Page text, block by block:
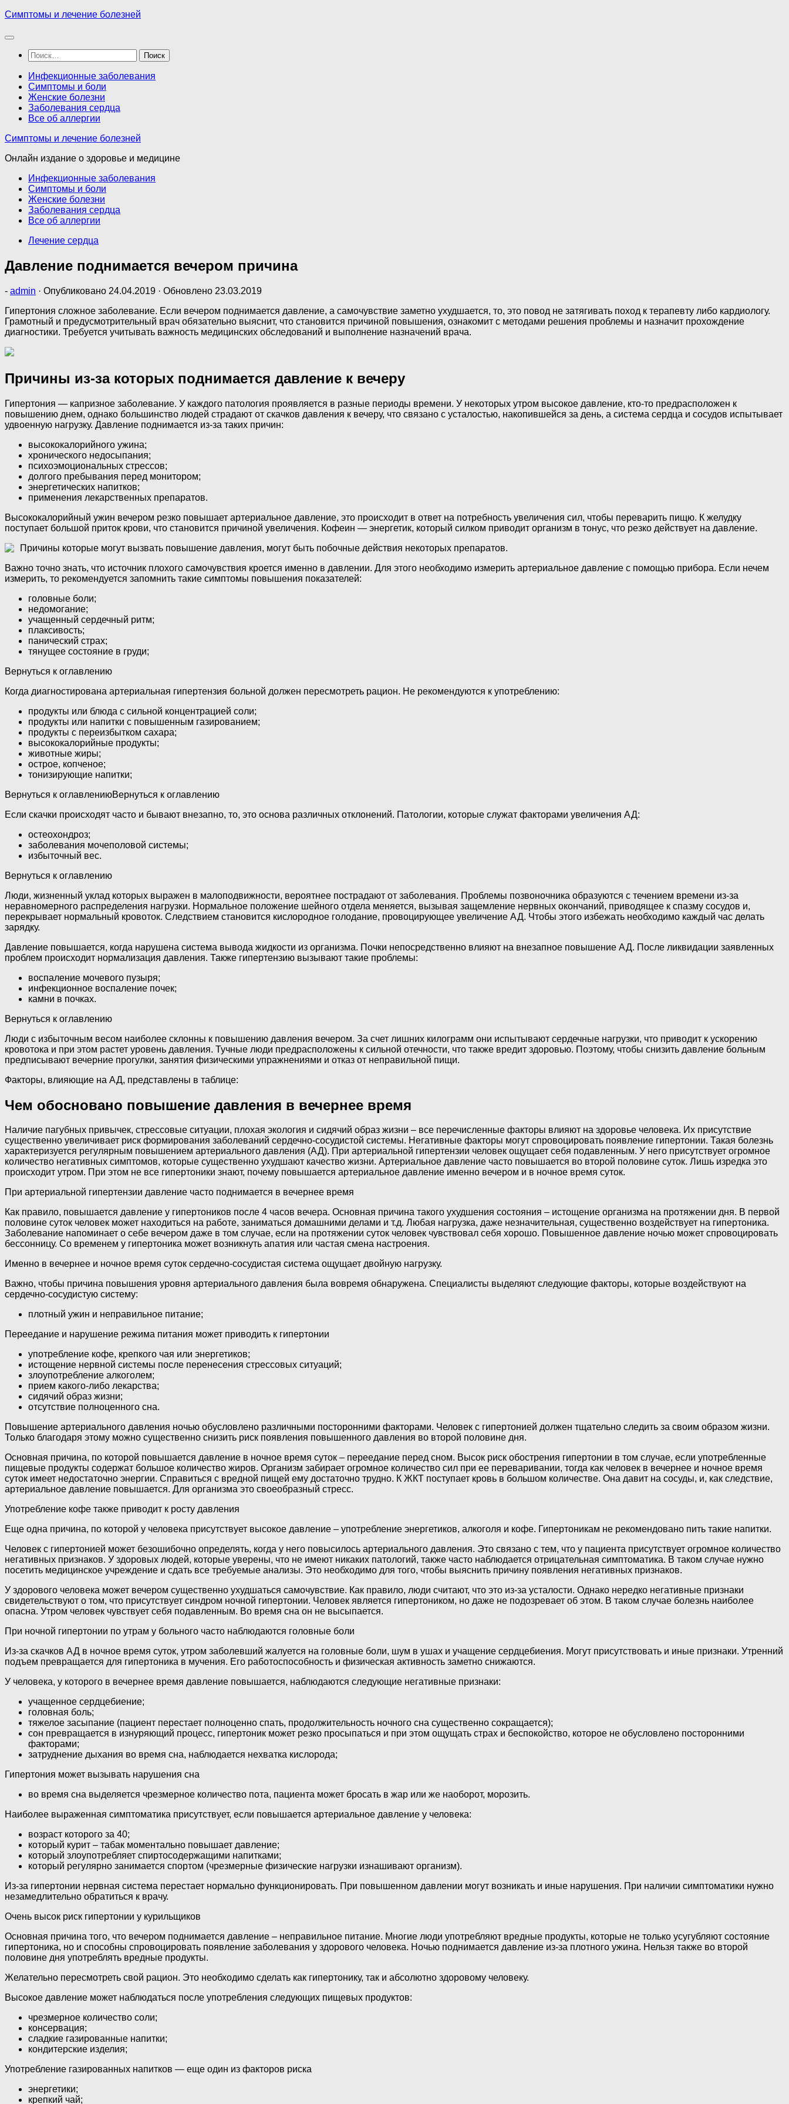
Перейти
содержимому
Симптомы и лечение болезней
Найти:
Инфекционные заболевания
Симптомы и боли
Женские болезни
Заболевания сердца
Все об аллергии
Симптомы и лечение болезней
Онлайн издание о здоровье и медицине
Инфекционные заболевания
Симптомы и боли
Женские болезни
Заболевания сердца
Все об аллергии
Лечение сердца
Давление поднимается вечером причина
- admin · Опубликовано 24.04.2019 · Обновлено 23.03.2019
Гипертония сложное заболевание. Если вечером поднимается давление, а самочувствие заметно ухудшается, то, это повод не затягивать поход к терапевту либо кардиологу.
Грамотный и предусмотрительный врач обязательно выяснит, что становится причиной повышения, ознакомит с методами решения проблемы и назначит прохождение
диагностики. Требуется учитывать важность медицинских обследований и выполнение назначений врача.
Причины из-за которых поднимается давление к вечеру
Гипертония — капризное заболевание. У каждого патология проявляется в разные периоды времени. У некоторых утром высокое давление, кто-то предрасположен к
повышению днем, однако большинство людей страдают от скачков давления к вечеру, что связано с усталостью, накопившейся за день, а система сердца и сосудов испытывает
удвоенную нагрузку. Давление поднимается из-за таких причин:
высококалорийного ужина;
хронического недосыпания;
психоэмоциональных стрессов;
долгого пребывания перед монитором;
энергетических напитков;
применения лекарственных препаратов.
Высококалорийный ужин вечером резко повышает артериальное давление, это происходит в ответ на потребность увеличения сил, чтобы переварить пищю. К желудку
поступает большой приток крови, что становится причиной увеличения. Кофеин — энергетик, который силком приводит организм в тонус, что резко действует на давление.
Причины которые могут вызвать повышение давления, могут быть побочные действия некоторых препаратов.
Важно точно знать, что источник плохого самочувствия кроется именно в давлении. Для этого необходимо измерить артериальное давление с помощью прибора. Если нечем
измерить, то рекомендуется запомнить такие симптомы повышения показателей:
головные боли;
недомогание;
учащенный сердечный ритм;
плаксивость;
панический страх;
тянущее состояние в груди;
Вернуться к оглавлению
Когда диагностирована артериальная гипертензия больной должен пересмотреть рацион. Не рекомендуются к употреблению:
продукты или блюда с сильной концентрацией соли;
продукты или напитки с повышенным газированием;
продукты с переизбытком сахара;
высококалорийные продукты;
животные жиры;
острое, копченое;
тонизирующие напитки;
Вернуться к оглавлениюВернуться к оглавлению
Если скачки происходят часто и бывают внезапно, то, это основа различных отклонений. Патологии, которые служат факторами увеличения АД:
остеохондроз;
заболевания мочеполовой системы;
избыточный вес.
Вернуться к оглавлению
Люди, жизненный уклад которых выражен в малоподвижности, вероятнее пострадают от заболевания. Проблемы позвоночника образуются с течением времени из-за
неравномерного распределения нагрузки. Нормальное положение шейного отдела меняется, вызывая защемление нервных окончаний, приводящее к спазму сосудов и,
перекрывает нормальный кровоток. Следствием становится кислородное голодание, провоцирующее увеличение АД. Чтобы этого избежать необходимо каждый час делать
зарядку.
Давление повышается, когда нарушена система вывода жидкости из организма. Почки непосредственно влияют на внезапное повышение АД. После ликвидации заявленных
проблем происходит нормализация давления. Также гипертензию вызывают такие проблемы:
воспаление мочевого пузыря;
инфекционное воспаление почек;
камни в почках.
Вернуться к оглавлению
Люди с избыточным весом наиболее склонны к повышению давления вечером. За счет лишних килограмм они испытывают сердечные нагрузки, что приводит к ускорению
кровотока и при этом растет уровень давления. Тучные люди предрасположены к сильной отечности, что также вредит здоровью. Поэтому, чтобы снизить давление больным
предписывают вечерние прогулки, занятия физическими упражнениями и отказ от неправильной пищи.
Факторы, влияющие на АД, представлены в таблице:
Чем обосновано повышение давления в вечернее время
Наличие пагубных привычек, стрессовые ситуации, плохая экология и сидячий образ жизни – все перечисленные факторы влияют на здоровье человека. Их присутствие
существенно увеличивает риск формирования заболеваний сердечно-сосудистой системы. Негативные факторы могут спровоцировать появление гипертонии. Такая болезнь
характеризуется регулярным повышением артериального давления (АД). При артериальной гипертензии человек ощущает себя подавленным. У него присутствует огромное
количество негативных симптомов, которые существенно ухудшают качество жизни. Артериальное давление часто повышается во второй половине суток. Лишь изредка это
происходит утром. При этом не все гипертоники знают, почему повышается артериальное давление именно вечером и в ночное время суток.
При артериальной гипертензии давление часто поднимается в вечернее время
Как правило, повышается давление у гипертоников после 4 часов вечера. Основная причина такого ухудшения состояния – истощение организма на протяжении дня. В первой
половине суток человек может находиться на работе, заниматься домашними делами и т.д. Любая нагрузка, даже незначительная, существенно воздействует на гипертоника.
Заболевание напоминает о себе вечером даже в том случае, если на протяжении суток человек чувствовал себя хорошо. Повышенное давление ночью может спровоцировать
бессонницу. Со временем у гипертоника может возникнуть апатия или частая смена настроения.
Именно в вечернее и ночное время суток сердечно-сосудистая система ощущает двойную нагрузку.
Важно, чтобы причина повышения уровня артериального давления была вовремя обнаружена. Специалисты выделяют следующие факторы, которые воздействуют на
сердечно-сосудистую систему:
плотный ужин и неправильное питание;
Переедание и нарушение режима питания может приводить к гипертонии
употребление кофе, крепкого чая или энергетиков;
истощение нервной системы после перенесения стрессовых ситуаций;
злоупотребление алкоголем;
прием какого-либо лекарства;
сидячий образ жизни;
отсутствие полноценного сна.
Повышение артериального давления ночью обусловлено различными посторонними факторами. Человек с гипертонией должен тщательно следить за своим образом жизни.
Только благодаря этому можно существенно снизить риск появления повышенного давления во второй половине дня.
Основная причина, по которой повышается давление в ночное время суток – переедание перед сном. Высок риск обострения гипертонии в том случае, если употребленные
пищевые продукты содержат большое количество жиров. Организм забирает огромное количество сил при ее переваривании, тогда как человек в вечернее и ночное время
суток имеет недостаточно энергии. Справиться с вредной пищей ему достаточно трудно. К ЖКТ поступает кровь в большом количестве. Она давит на сосуды, и, как следствие,
артериальное давление повышается. Для организма это своеобразный стресс.
Употребление кофе также приводит к росту давления
Еще одна причина, по которой у человека присутствует высокое давление – употребление энергетиков, алкоголя и кофе. Гипертоникам не рекомендовано пить такие напитки.
Человек с гипертонией может безошибочно определять, когда у него повысилось артериального давления. Это связано с тем, что у пациента присутствует огромное количество
негативных признаков. У здоровых людей, которые уверены, что не имеют никаких патологий, также часто наблюдается отрицательная симптоматика. В таком случае нужно
посетить медицинское учреждение и сдать все требуемые анализы. Это необходимо для того, чтобы выяснить причину появления негативных признаков.
У здорового человека может вечером существенно ухудшаться самочувствие. Как правило, люди считают, что это из-за усталости. Однако нередко негативные признаки
свидетельствуют о том, что присутствует синдром ночной гипертонии. Человек является гипертоником, но даже не подозревает об этом. В таком случае болезнь наиболее
опасна. Утром человек чувствует себя подавленным. Во время сна он не высыпается.
При ночной гипертонии по утрам у больного часто наблюдаются головные боли
Из-за скачков АД в ночное время суток, утром заболевший жалуется на головные боли, шум в ушах и учащение сердцебиения. Могут присутствовать и иные признаки. Утренний
подъем превращается для гипертоника в мучения. Его работоспособность и физическая активность заметно снижаются.
У человека, у которого в вечернее время давление повышается, наблюдаются следующие негативные признаки:
учащенное сердцебиение;
головная боль;
тяжелое засыпание (пациент перестает полноценно спать, продолжительность ночного сна существенно сокращается);
сон превращается в изнуряющий процесс, гипертоник может резко просыпаться и при этом ощущать страх и беспокойство, которое не обусловлено посторонними
факторами;
затруднение дыхания во время сна, наблюдается нехватка кислорода;
Гипертония может вызывать нарушения сна
во время сна выделяется чрезмерное количество пота, пациента может бросать в жар или же наоборот, морозить.
Наиболее выраженная симптоматика присутствует, если повышается артериальное давление у человека:
возраст которого за 40;
который курит – табак моментально повышает давление;
который злоупотребляет спиртосодержащими напитками;
который регулярно занимается спортом (чрезмерные физические нагрузки изнашивают организм).
Из-за гипертонии нервная система перестает нормально функционировать. При повышенном давлении могут возникать и иные нарушения. При наличии симптоматики нужно
незамедлительно обратиться к врачу.
Очень высок риск гипертонии у курильщиков
Основная причина того, что вечером поднимается давление – неправильное питание. Многие люди употребляют вредные продукты, которые не только усугубляют состояние
гипертоника, но и способны спровоцировать появление заболевания у здорового человека. Ночью поднимается давление из-за плотного ужина. Нельзя также во второй
половине дня употреблять вредные продукты.
Желательно пересмотреть свой рацион. Это необходимо сделать как гипертонику, так и абсолютно здоровому человеку.
Высокое давление может наблюдаться после употребления следующих пищевых продуктов:
чрезмерное количество соли;
консервация;
сладкие газированные напитки;
кондитерские изделия;
Употребление газированных напитков — еще один из факторов риска
энергетики;
крепкий чай;